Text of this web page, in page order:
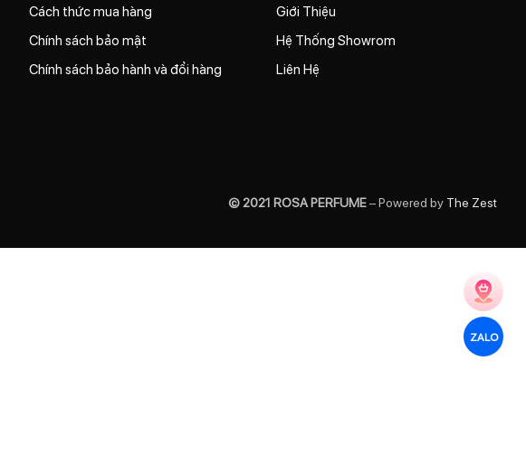
ZALO
Cách thức mua hàng
Chính sách bảo mật
Chính sách bảo hành và đổi hàng
Giới Thiệu
Hệ Thống Showrom
Liên Hệ
© 2021 ROSA PERFUME– Powered by The Zest